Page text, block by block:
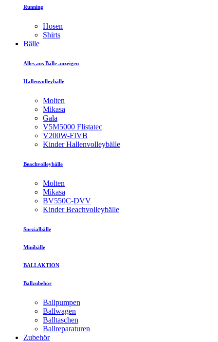
Running
Hosen
Shirts
Bälle
Alles aus Bälle anzeigen
Hallenvolleybälle
Molten
Mikasa
Gala
V5M5000 Flistatec
V200W-FIVB
Kinder Hallenvolleybälle
Beachvolleybälle
Molten
Mikasa
BV550C-DVV
Kinder Beachvolleybälle
Spezialbälle
Minibälle
BALLAKTION
Ballzubehör
Ballpumpen
Ballwagen
Balltaschen
Ballreparaturen
Zubehör